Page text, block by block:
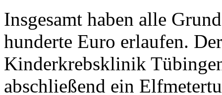
Insgesamt haben alle
hunderte Euro erlaufen.
Kinderkrebsklinik
abschließend ein